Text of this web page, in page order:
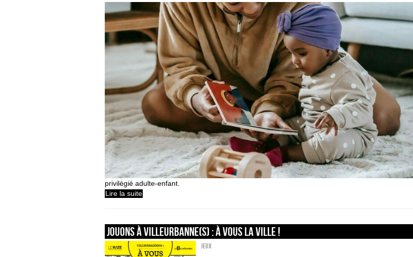
privilégié adulte-enfant.
Lire la suite
Jouons à Villeurbanne(s) : à vous la ville !
Jeux